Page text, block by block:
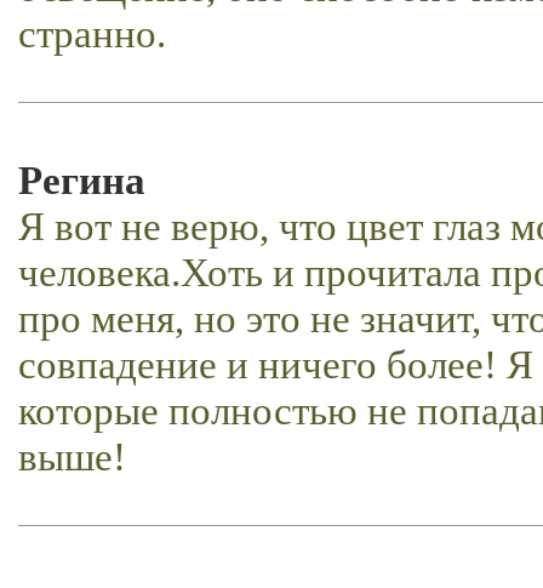
странно.
Регина
Я вот не верю, что цвет глаз
человека.Хоть и прочитала
про меня, но это не значит,
совпадение и ничего более!
которые полностью не
выше!